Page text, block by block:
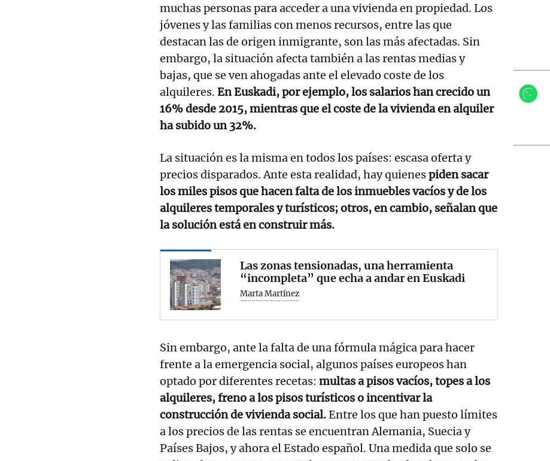
muchas personas para acceder a una vivienda en propiedad. Los
jóvenes y las familias con menos recursos, entre las que
destacan las de origen inmigrante, son las más afectadas. Sin
embargo, la situación afecta también a las rentas medias y
bajas, que se ven ahogadas ante el elevado coste de los
alquileres. En Euskadi, por ejemplo, los salarios han crecido un
16% desde 2015, mientras que el coste de la vivienda en alquiler
ha subido un 32%.
La situación es la misma en todos los países: escasa oferta y
precios disparados. Ante esta realidad, hay quienespiden sacar
los miles pisos que hacen falta de los inmuebles vacíos y de los
alquileres temporales y turísticos; otros, en cambio, señalan que
la solución está en construir más.
Las zonas tensionadas, una herramienta
“incompleta” que echa a andar en Euskadi
Marta Martínez
Sin embargo, ante la falta de una fórmula mágica para hacer
frente a la emergencia social, algunos países europeos han
optado por diferentes recetas: multas a pisos vacíos, topes a los
alquileres, freno a los pisos turísticos o incentivar la
construcción de vivienda social.Entre los que han puesto límites
a los precios de las rentas se encuentran Alemania, Suecia y
Países Bajos, y ahora el Estado español. Una medida que solo se